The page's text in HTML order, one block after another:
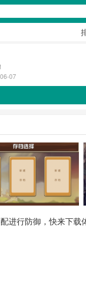
07
行防御，快来下载